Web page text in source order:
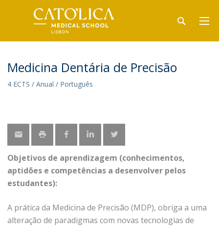
Medicina Dentária de Precisão
4 ECTS / Anual / Português
Objetivos de aprendizagem (conhecimentos,
aptidões e competências a desenvolver pelos
estudantes):
A prática da Medicina de Precisão (MDP), obriga a uma
alteração de paradigmas com novas tecnologias de